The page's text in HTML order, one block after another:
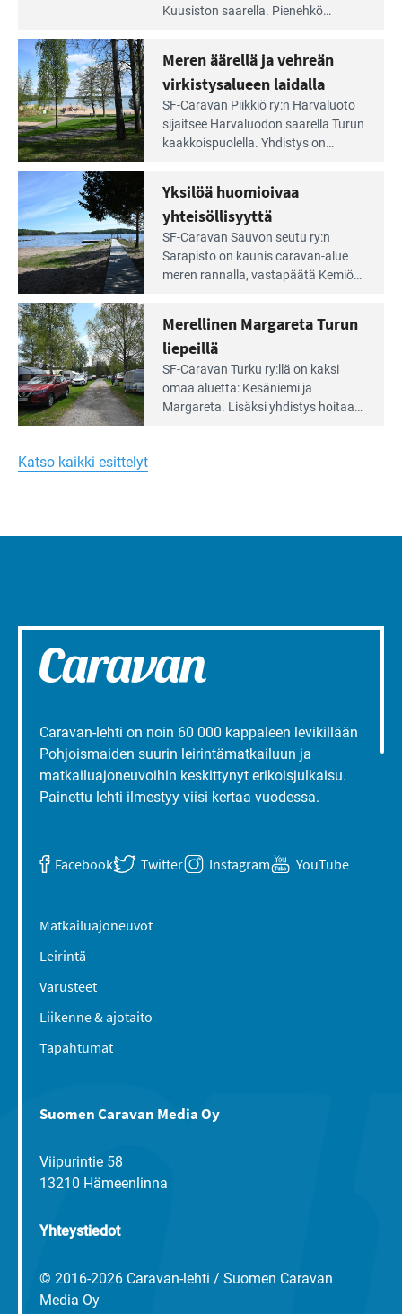
Saariston
Rengastien
portilla
Kuusiston saarella. Pie­nehkö
Lue
Leirintäoppaan
artikkeli:
Meren
äärellä
ja
vehreän
virkistysalueen
laidalla
Meren äärellä ja vehreän
virkistysalueen laidalla
SF-Caravan Piikkiö ry:n Harvaluoto
sijait­see Harvaluodon saarella Turun
kaakkois­puolella. Yhdistys on
virkistysalueesta.
Lue
Leirintäoppaan
artikkeli:
Yksilöä
huomioivaa
yhteisöllisyyttä
Yksilöä huomioivaa
yhteisöllisyyttä
SF-Caravan Sauvon seutu ry:n
Sarapisto on kaunis caravan-alue
meren rannalla, vasta­päätä Kemiön
kymmenen paikkaa ilman sähköä.
Lue
Leirintäoppaan
artikkeli:
Merellinen
Turun
liepeillä
Merellinen Margareta Turun
liepeillä
SF-Caravan Turku ry:llä on kaksi
omaa aluet­ta: Kesäniemi ja
Margareta. Lisäksi yhdis­tys hoitaa
Katso kaikki esittelyt
Caravan-lehti on noin 60 000 kappaleen levikillään
Pohjoismaiden suurin leirintämatkailuun ja
matkailuajoneuvoihin keskittynyt erikoisjulkaisu.
Painettu lehti ilmestyy viisi kertaa vuodessa.
Facebook Twitter Instagram YouTube
Matkailuajoneuvot
Leirintä
Varusteet
Liikenne & ajotaito
Tapahtumat
Suomen Caravan Media Oy
Viipurintie 58
13210 Hämeenlinna
Yhteystiedot
© 2016-2026 Caravan-lehti / Suomen Caravan
Media Oy